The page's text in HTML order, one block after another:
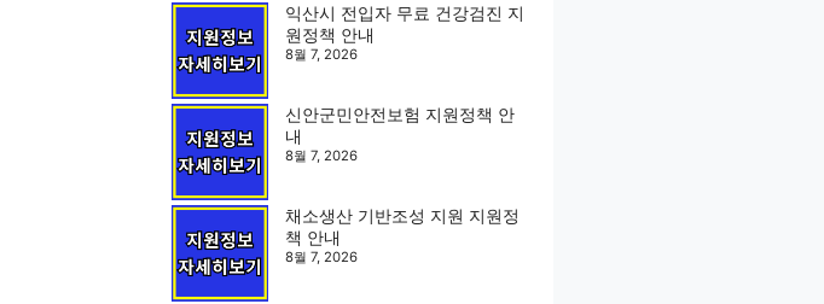
익산시 전입자 무료 건강검진 지
원정책 안내
8월 7, 2026
신안군민안전보험 지원정책 안
내
8월 7, 2026
채소생산 기반조성 지원 지원정
책 안내
8월 7, 2026